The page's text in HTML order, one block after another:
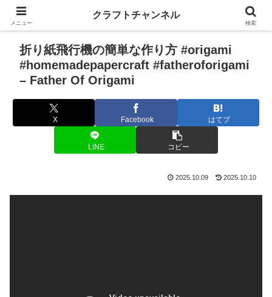
折り紙飛行機の簡単な作り方 #origami
#homemadepapercraft #fatheroforigami
– Father Of Origami
X Facebook はてブ
LINE コピー
2025.10.09 2025.10.10
メニュー
クラフトチャンネル
検索